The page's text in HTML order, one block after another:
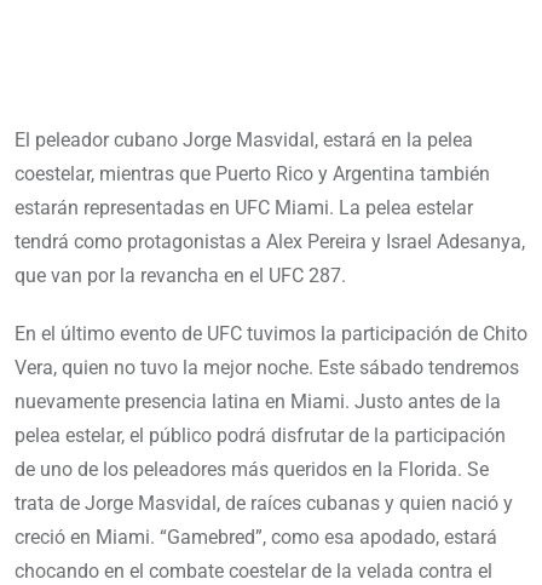
El peleador cubano Jorge Masvidal, estará en la pelea
coestelar, mientras que Puerto Rico y Argentina también
estarán representadas en UFC Miami. La pelea estelar
tendrá como protagonistas a Alex Pereira y Israel Adesanya,
que van por la revancha en el UFC 287.
En el último evento de UFC tuvimos la participación de Chito
Vera, quien no tuvo la mejor noche. Este sábado tendremos
nuevamente presencia latina en Miami. Justo antes de la
pelea estelar, el público podrá disfrutar de la participación
de uno de los peleadores más queridos en la Florida. Se
trata de Jorge Masvidal, de raíces cubanas y quien nació y
creció en Miami. “Gamebred”, como esa apodado, estará
chocando en el combate coestelar de la velada contra el